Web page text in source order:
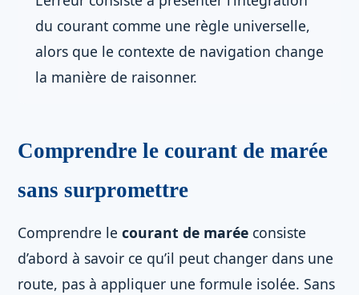
du courant comme une règle universelle,
alors que le contexte de navigation change
la manière de raisonner.
Comprendre le courant de marée
sans surpromettre
Comprendre le courant de marée consiste
d’abord à savoir ce qu’il peut changer dans une
route, pas à appliquer une formule isolée. Sans